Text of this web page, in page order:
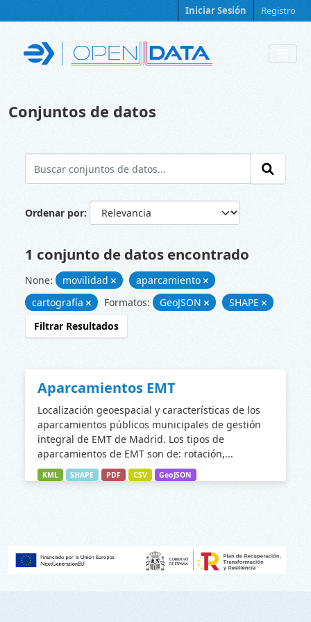
Iniciar Sesión Registro
Conjuntos de datos
Ordenar por
1 conjunto de datos encontrado
None: movilidad
aparcamiento
cartografía
Formatos: GeoJSON
SHAPE
Filtrar Resultados
Aparcamientos EMT
Localización geoespacial y características de los
aparcamientos públicos municipales de gestión
integral de EMT de Madrid. Los tipos de
aparcamientos de EMT son de: rotación,...
KML SHAPE PDF CSV GeoJSON